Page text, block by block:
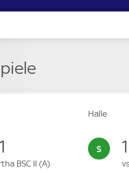
BSC II (A)
Halle